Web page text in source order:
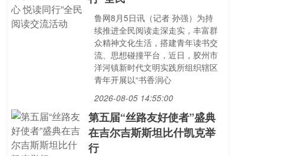
鲁网8月5日讯（记者 孙强）为持
续推进全民阅读走深走实，丰富群
众精神文化生活，搭建青年读书交
流、思想碰撞平台，近日，胶州市
洋河镇新时代文明实践所组织辖区
青年开展以“书香润心
2026-08-05 14:55:00
第五届“丝路友好使者”盛典
在吉尔吉斯斯坦比什凯克举
行